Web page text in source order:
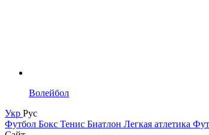
Волейбол
Укр Рус
Футбол Бокс Тенис Биатлон Легкая атлетика